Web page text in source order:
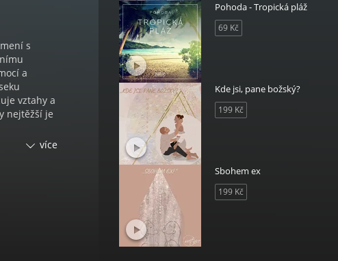
s
a
vztahy a
nejtěžší je
více
Pohoda - Tropická pláž
69 Kč
Kde jsi, pane božský?
199 Kč
Sbohem ex
199 Kč